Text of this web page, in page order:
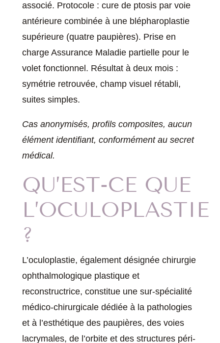
associé. Protocole : cure de ptosis par voie
antérieure combinée à une blépharoplastie
supérieure (quatre paupières). Prise en
charge Assurance Maladie partielle pour le
volet fonctionnel. Résultat à deux mois :
symétrie retrouvée, champ visuel rétabli,
suites simples.
Cas anonymisés, profils composites, aucun
élément identifiant, conformément au secret
médical.
QU’EST-CE QUE
L’OCULOPLASTIE
?
L’oculoplastie, également désignée chirurgie
ophthalmologique plastique et
reconstructrice, constitue une sur-spécialité
médico-chirurgicale dédiée à la pathologies
et à l’esthétique des paupières, des voies
lacrymales, de l’orbite et des structures péri-